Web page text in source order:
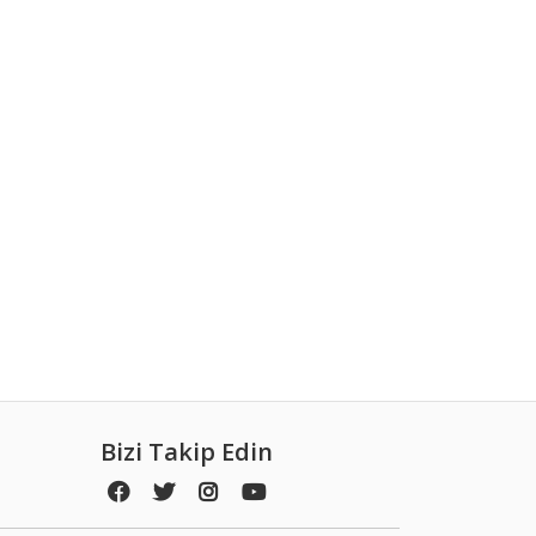
Bizi Takip Edin